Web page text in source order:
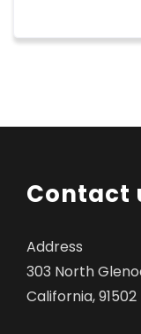
Contact
Address
303 North
California, 91502